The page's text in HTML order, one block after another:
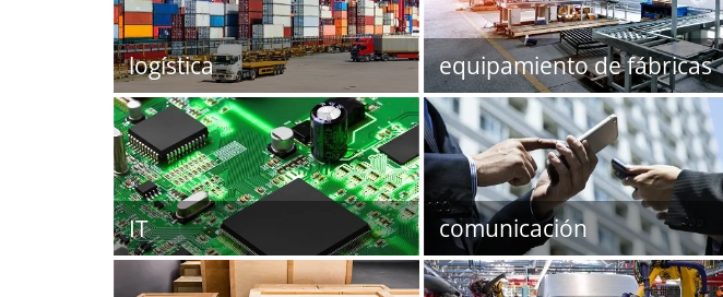
logística equipamiento de fábricas
IT comunicación